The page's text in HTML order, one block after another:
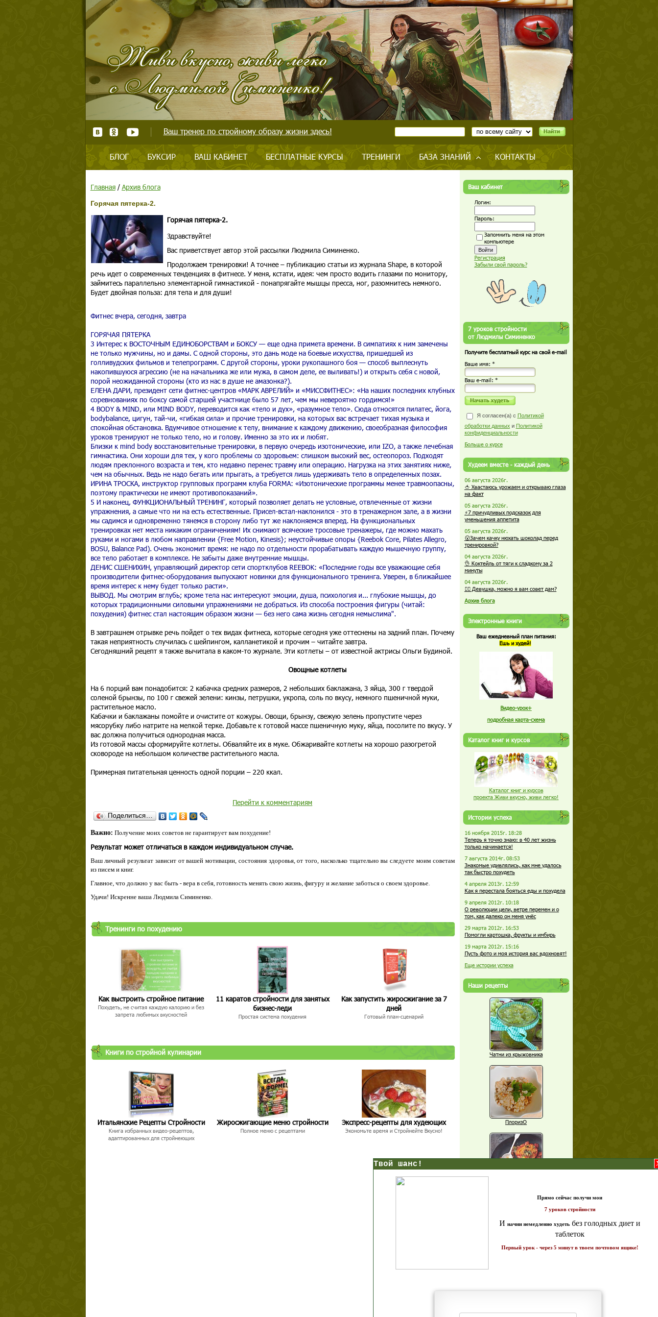
Ваш тренер по стройному образу жизни здесь!
БЛОГ БУКСИР ВАШ КАБИНЕТ БЕСПЛАТНЫЕ КУРСЫ ТРЕНИНГИ БАЗА ЗНАНИЙ КОНТАКТЫ
Главная/ Архив блога
Горячая пятерка-2.
Горячая пятерка-2.
Здравствуйте!
Вас приветствует автор этой рассылки Людмила Симиненко.
Продолжаем тренировки! А точнее – публикацию статьи из журнала Shape, в которой
речь идет о современных тенденциях в фитнесе. У меня, кстати, идея: чем просто водить глазами по монитору,
займитесь параллельно элементарной гимнастикой - понапрягайте мышцы пресса, ног, разомнитесь немного.
Будет двойная польза: для тела и для души!
Фитнес вчера, сегодня, завтра
ГОРЯЧАЯ ПЯТЕРКА
3 Интерес к ВОСТОЧНЫМ ЕДИНОБОРСТВАМ и БОКСУ — еще одна примета времени. В симпатиях к ним замечены
не только мужчины, но и дамы. С одной стороны, это дань моде на боевые искусства, пришедшей из
голливудских фильмов и телепрограмм. С другой стороны, уроки рукопашного боя — способ выплеснуть
накопившуюся агрессию (не на начальника же или мужа, в самом деле, ее выливать!) и открыть себя с новой,
порой неожиданной стороны (кто из нас в душе не амазонка?).
ЕЛЕНА ДАРИ, президент сети фитнес-центров «МАРК АВРЕЛИЙ» и «МИССФИТНЕС»: «На наших последних клубных
соревнованиях по боксу самой старшей участнице было 57 лет, чем мы невероятно гордимся!»
4 BODY & MIND, или MIND BODY, переводится как «тело и дух», «разумное тело». Сюда относятся пилатес, йога,
bodybalance, цигун, тай-чи, «гибкая сила» и прочие тренировки, на которых вас встречает тихая музыка и
спокойная обстановка. Вдумчивое отношение к телу, внимание к каждому движению, своеобразная философия
уроков тренируют не только тело, но и голову. Именно за это их и любят.
Близки к mind body восстановительные тренировки, в первую очередь изотонические, или IZO, а также лечебная
гимнастика. Они хороши для тех, у кого проблемы со здоровьем: слишком высокий вес, остеопороз. Подходят
людям преклонного возраста и тем, кто недавно перенес травму или операцию. Нагрузка на этих занятиях ниже,
чем на обычных. Ведь не надо бегать или прыгать, а требуется лишь удерживать тело в определенных позах.
ИРИНА ТРОСКА, инструктор групповых программ клуба FORMA: «Изотонические программы менее травмоопасны,
поэтому практически не имеют противопоказаний».
5 И наконец, ФУНКЦИОНАЛЬНЫЙ ТРЕНИНГ, который позволяет делать не условные, отвлеченные от жизни
упражнения, а самые что ни на есть естественные. Присел-встал-наклонился - это в тренажерном зале, а в жизни
мы садимся и одновременно тянемся в сторону либо тут же наклоняемся вперед. На функциональных
тренировках нет места никаким ограничениям! Их снимают всяческие тросовые тренажеры, где можно махать
руками и ногами в любом направлении {Free Motion, Kinesis}; неустойчивые опоры {Reebok Core, Pilates Allegro,
BOSU, Balance Pad). Очень экономит время: не надо по отдельности прорабатывать каждую мышечную группу,
все тело работает в комплексе. Не забыты даже внутренние мышцы.
ДЕНИС СШЕНИХИН, управляющий директор сети спортклубов REEBOK: «Последние годы все уважающие себя
производители фитнес-оборудования выпускают новинки для функционального тренинга. Уверен, в ближайшее
время интерес к нему будет только расти».
ВЫВОД. Мы смотрим вглубь; кроме тела нас интересуют эмоции, душа, психология и... глубокие мышцы, до
которых традиционными силовыми упражнениями не добраться. Из способа построения фигуры (читай:
похудения) фитнес стал настоящим образом жизни — без него сама жизнь сегодня немыслима".
В завтрашнем отрывке речь пойдет о тех видах фитнеса, которые сегодня уже оттеснены на задний план. Почему
такая неприятность случилась с шейпингом, калланетикой и прочим – читайте завтра.
Сегодняшний рецепт я также вычитала в каком-то журнале. Эти котлеты – от известной актрисы Ольги Будиной.
Овощные котлеты
На 6 порций вам понадобится: 2 кабачка средних размеров, 2 небольших баклажана, 3 яйца, 300 г твердой
соленой брынзы, по 100 г свежей зелени: кинзы, петрушки, укропа, соль по вкусу, немного пшеничной муки,
растительное масло.
Кабачки и баклажаны помойте и очистите от кожуры. Овощи, брынзу, свежую зелень пропустите через
мясорубку либо натрите на мелкой терке. Добавьте к готовой массе пшеничную муку, яйца, посолите по вкусу. У
вас должна получиться однородная масса.
Из готовой массы сформируйте котлеты. Обваляйте их в муке. Обжаривайте котлеты на хорошо разогретой
сковороде на небольшом количестве растительного масла.
Примерная питательная ценность одной порции – 220 ккал.
Перейти к комментариям
Поделиться…
Важно: Получение моих советов не гарантирует вам похудение!
Результат может отличаться в каждом индивидуальном случае.
Ваш личный результат зависит от вашей мотивации, состояния здоровья, от того, насколько тщательно вы следуете моим советам
из писем и книг.
Главное, что должно у вас быть - вера в себя, готовность менять свою жизнь, фигуру и желание заботься о своем здоровье.
Удачи! Искренне ваша Людмила Симиненко.
Тренинги по похудению
Как выстроить стройное питание
Похудеть, не считая каждую калорию и без
запрета любимых вкусностей
11 каратов стройности для занятых
бизнес-леди
Простая система похудения
Как запустить жиросжигание за 7
дней
Готовый план-сценарий
Книги по стройной кулинарии
Итальянские Рецепты Стройности
Книга избранных видео-рецептов,
адаптированных для стройнеющих
Жиросжигающие меню стройности
Полное меню с рецептами
Экспресс-рецепты для худеющих
Экономьте время и Стройнейте Вкусно!
Ваш кабинет
Логин:
Пароль:
Запомнить меня на этом
компьютере
Регистрация
Забыли свой пароль?
7 уроков стройности
от Людмилы Симиненко
Получите бесплатный курс на свой e-mail
Ваше имя: *
Ваш е-mail: *
Я согласен(а) с Политикой
обработки данных и Политикой
конфиденциальности
Больше о курсе
Худеем вместе - каждый день
06 августа 2026г.
🍅 Хвастаюсь урожаем и открываю глаза
на факт
05 августа 2026г.
⚡7 причудливых подсказок для
уменьшения аппетита
05 августа 2026г.
😮Зачем качку нюхать шоколад перед
тренировкой?
04 августа 2026г.
👌 Коктейль от тяги к сладкому за 2
минуты
04 августа 2026г.
🏋️‍♀️ Девушка, можно я вам совет дам?
Архив блога
Электронные книги
Ваш ежедневный план питания:
Ешь и худей!
Видео-урок+
подробная карта-схема
Каталог книг и курсов
Каталог книг и курсов
проекта Живи вкусно, живи легко!
Истории успеха
16 ноября 2015г. 18:28
Теперь я точно знаю: в 40 лет жизнь
только начинается!
7 августа 2014г. 08:53
Знакомые удивлялись, как мне удалось
так быстро похудеть
4 апреля 2013г. 12:59
Как я перестала бояться еды и похудела
9 апреля 2012г. 10:18
О революции цели, ветре перемен и о
том, как далеко он меня унёс
29 марта 2012г. 16:53
Помогли картошка, фрукты и имбирь
19 марта 2012г. 15:16
Пусть фото и моя история вас вдохновят!
Еще истории успеха
Наши рецепты
Чатни из крыжовника
ПлоризО
Еще рецепты
середине дня?